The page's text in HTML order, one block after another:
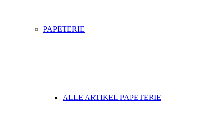
PAPETERIE
ALLE ARTIKEL PAPETERIE